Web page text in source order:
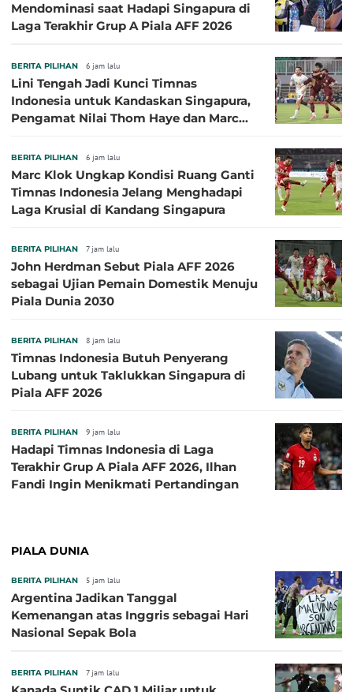
Mendominasi saat Hadapi Singapura di
Laga Terakhir Grup A Piala AFF 2026
BERITA PILIHAN 6 jam lalu
Lini Tengah Jadi Kunci Timnas
Indonesia untuk Kandaskan Singapura,
Pengamat Nilai Thom Haye dan Marc
BERITA PILIHAN 6 jam lalu
Marc Klok Ungkap Kondisi Ruang Ganti
Timnas Indonesia Jelang Menghadapi
Laga Krusial di Kandang Singapura
BERITA PILIHAN 7 jam lalu
John Herdman Sebut Piala AFF 2026
sebagai Ujian Pemain Domestik Menuju
Piala Dunia 2030
BERITA PILIHAN 8 jam lalu
Timnas Indonesia Butuh Penyerang
Lubang untuk Taklukkan Singapura di
Piala AFF 2026
BERITA PILIHAN 9 jam lalu
Hadapi Timnas Indonesia di Laga
Terakhir Grup A Piala AFF 2026, Ilhan
Fandi Ingin Menikmati Pertandingan
PIALA DUNIA
BERITA PILIHAN 5 jam lalu
Argentina Jadikan Tanggal
Kemenangan atas Inggris sebagai Hari
Nasional Sepak Bola
BERITA PILIHAN 7 jam lalu